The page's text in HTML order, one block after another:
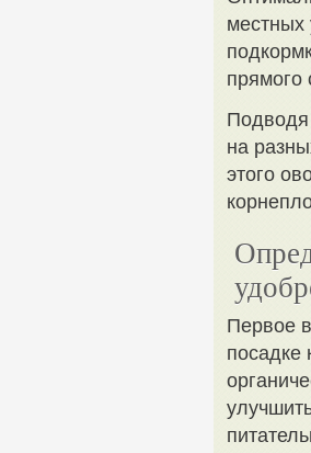
местных
прямого
Подводя
на
этого
Первое
посадке